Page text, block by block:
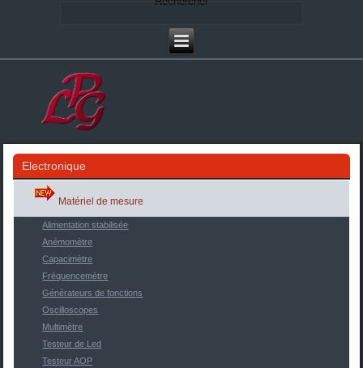
Electronique
Matériel de mesure
Alimentation stabilisée
Anémomètre
Capacimètre
Fréquencemètre
Générateurs de fonctions
Oscilloscopes
Multimètre
Testeur de Led
Testeur AOP